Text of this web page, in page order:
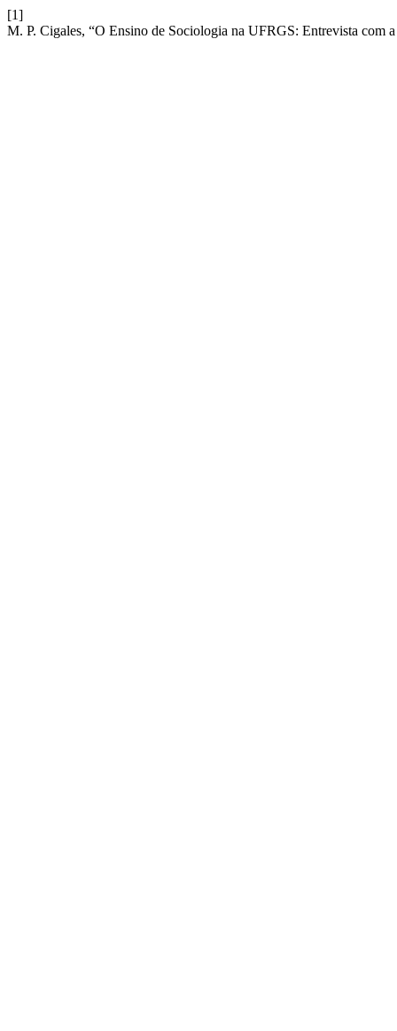
[1]
M. P. Cigales, “O Ensino de Sociologia na UFRGS: Entrevista com